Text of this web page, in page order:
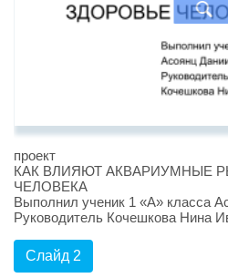
проект
КАК ВЛИЯЮТ АКВАРИУМНЫЕ
ЧЕЛОВЕКА
Выполнил ученик 1 «А» класса
Руководитель Кочешкова Нина
Слайд 2